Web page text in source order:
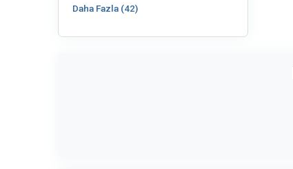
Daha Fazla (42)